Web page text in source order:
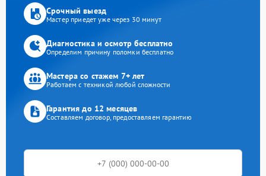
Срочный выезд
Мастер приедет уже через 30 минут
Диагностика и осмотр бесплатно
Определим причину поломки бесплатно
Мастера со стажем 7+ лет
Работаем с техникой любой сложности
Гарантия до 12 месяцев
Составляем договор, предоставляем гарантию